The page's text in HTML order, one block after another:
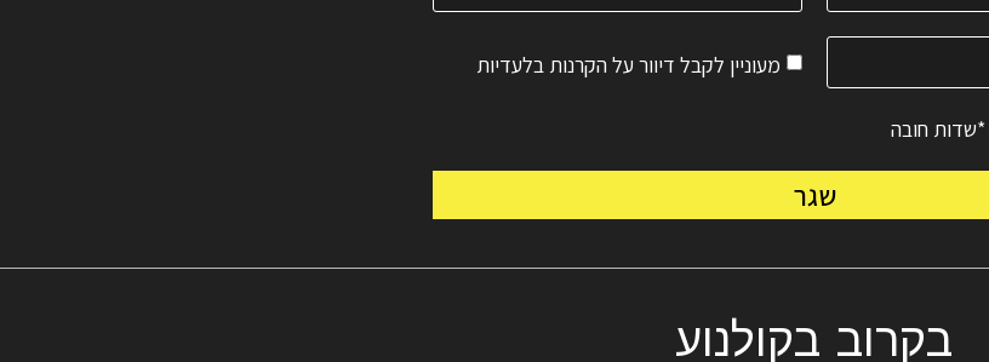
מעוניין לקבל דיוור על הקרנות בלעדיות
*שדות חובה
שגר
בקרוב בקולנוע